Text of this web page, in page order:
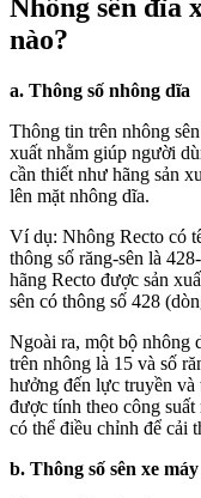
Nhông sên đĩa
nào?
a. Thông số nhông dĩa
Thông tin trên nhông
xuất nhằm giúp người
cần thiết như hãng sản
lên mặt nhông dĩa.
Ví dụ: Nhông Recto có
thông số răng-sên là
hãng Recto được sản
sên có thông số 428
Ngoài ra, một bộ nhông
trên nhông là 15 và số
hưởng đến lực truyền và
được tính theo công suất
có thể điều chỉnh để cải
b. Thông số sên xe máy